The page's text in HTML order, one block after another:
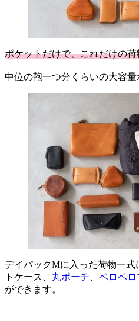
ポケットだけで、これだけの
中位の鞄一つ分くらいの大容量
デイパックMに入った荷物一
トケース、 丸ポーチ ベロベロ
ができます。